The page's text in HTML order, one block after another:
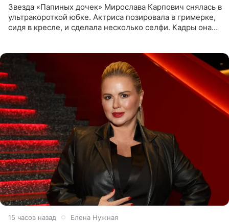
Звезда «Папиных дочек» Мирослава Карпович снялась в
ультракороткой юбке. Актриса позировала в гримерке,
сидя в кресле, и сделала несколько селфи. Кадры она
15 часов назад Елена Нужная